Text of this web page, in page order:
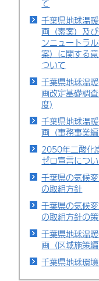
て
千葉県地球温
画（素案）及
ンニュートラ
案）に関する
ついて
千葉県地球温
画改定基礎調
度)
千葉県地球温
画（事務事業編
2050年二酸化
ゼロ宣言につ
千葉県の気候
の取組方針
千葉県の気候
の取組方針の
千葉県地球温
画（区域施策編
千葉県地球環